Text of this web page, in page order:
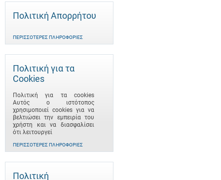
Πολιτική Απορρήτου
ΠΕΡΙΣΣΌΤΕΡΕΣ ΠΛΗΡΟΦΟΡΊΕΣ
Πολιτική για τα
Cookies
Πολιτική για τα cookies
Αυτός ο ιστότοπος
χρησιμοποιεί cookies για να
βελτιώσει την εμπειρία του
χρήστη και να διασφαλίσει
ότι λειτουργεί
ΠΕΡΙΣΣΌΤΕΡΕΣ ΠΛΗΡΟΦΟΡΊΕΣ
Πολιτική